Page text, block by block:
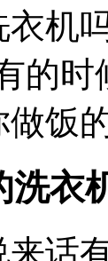
衣机
的
饭
洗衣
来话